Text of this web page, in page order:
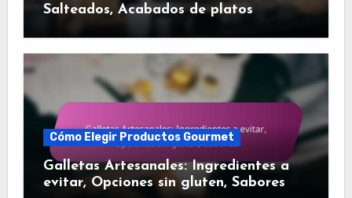
Salteados, Acabados de platos
Cómo Elegir Productos Gourmet
Galletas Artesanales: Ingredientes a
evitar, Opciones sin gluten, Sabores